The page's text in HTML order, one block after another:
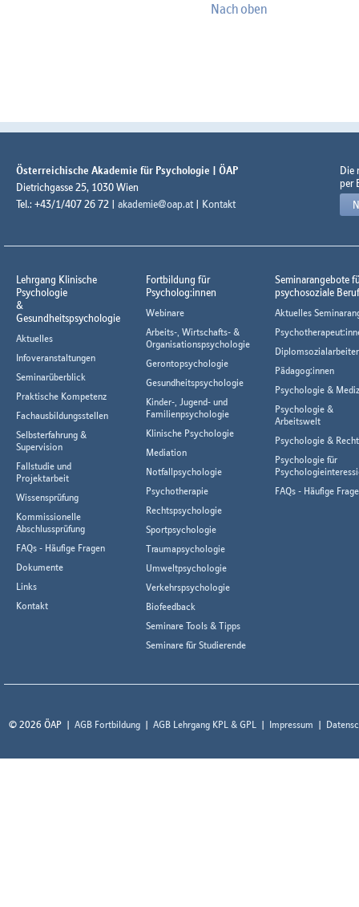
Nach oben
Österreichische Akademie für Psychologie | ÖAP
Dietrichgasse 25, 1030 Wien
Tel.: +43/1/407 26 72 | akademie@oap.at | Kontakt
Die
per
Lehrgang Klinische
Psychologie
&
Gesundheitspsychologie
Aktuelles
Infoveranstaltungen
Seminarüberblick
Praktische Kompetenz
Fachausbildungsstellen
Selbsterfahrung &
Supervision
Fallstudie und
Projektarbeit
Wissensprüfung
Kommissionelle
Abschlussprüfung
FAQs - Häufige Fragen
Dokumente
Links
Kontakt
Fortbildung für
Psycholog:innen
Webinare
Arbeits-, Wirtschafts- &
Organisationspsychologie
Gerontopsychologie
Gesundheitspsychologie
Kinder-, Jugend- und
Familienpsychologie
Klinische Psychologie
Mediation
Notfallpsychologie
Psychotherapie
Rechtspsychologie
Sportpsychologie
Traumapsychologie
Umweltpsychologie
Verkehrspsychologie
Biofeedback
Seminare Tools & Tipps
Seminare für Studierende
Seminarangebote
psychosoziale
Aktuelles
Pädagog:innen
Psychologie &
Psychologie &
Arbeitswelt
Psychologie & Recht
Psychologie für
FAQs - Häufige
© 2026 ÖAP AGB Fortbildung AGB Lehrgang KPL & GPL Impressum